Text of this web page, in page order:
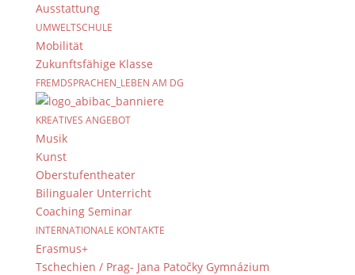
Ausstattung
UMWELTSCHULE
Mobilität
Zukunftsfähige Klasse
FREMDSPRACHEN_LEBEN AM DG
KREATIVES ANGEBOT
Musik
Kunst
Oberstufentheater
Bilingualer Unterricht
Coaching Seminar
INTERNATIONALE KONTAKTE
Erasmus+
Tschechien / Prag- Jana Patočky Gymnázium
Impressum
Datenschutzerklärung
Kontakt
© 2015-2022, Dientzenhofer-Gymnasium Bamberg
Immer Aktuell
Bleiben Sie immer auf dem neusten Stand und
folgen Sie uns auf Twitter
Folgen Sie demDG RSS Feed
Kontakt Webteam
Kontaktieren Sie das Webteam